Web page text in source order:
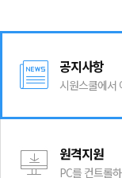
공지사항
시원스쿨에서
원격지원
PC를 컨트롤